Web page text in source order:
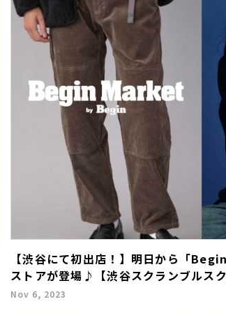
【渋谷にて初出店！】明日から「
ストアが登場♪【渋谷スクランブルスク
Nov 6, 2023